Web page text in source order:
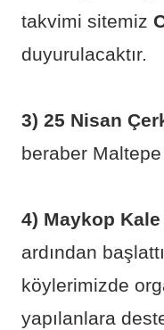
takvimi sitemiz
duyurulacaktır.
3) 25 Nisan
beraber
4) Maykop Kale
ardından
köylerimizde
yapılanlara